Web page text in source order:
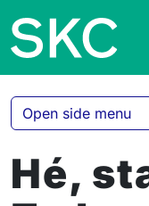
Hé,
Open side menu